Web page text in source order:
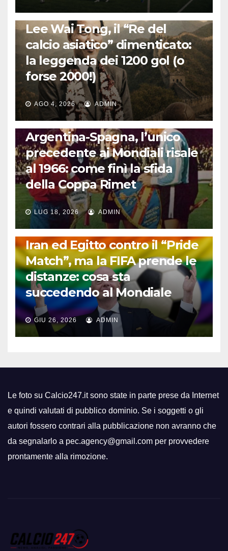
LA STORIA DEL CALCIO
Lee Wai Tong, il “Re del
calcio asiatico” dimenticato:
la leggenda dei 1200 gol (o
forse 2000!)
AGO 4, 2026 ADMIN
CALCIO INTERNAZIONALE
Argentina-Spagna, l’unico
precedente ai Mondiali risale
al 1966: come finì la sfida
della Coppa Rimet
LUG 18, 2026 ADMIN
FUORI DAL CAMPO: CALCIO, GOSSIP E NON SOLO
Iran ed Egitto contro il “Pride
Match”, ma la FIFA prende le
distanze: cosa sta
succedendo al Mondiale
GIU 26, 2026 ADMIN
Le foto su Calcio247.it sono state in parte prese da Internet
e quindi valutati di pubblico dominio. Se i soggetti o gli
autori fossero contrari alla pubblicazione non avranno che
da segnalarlo a pec.agency@gmail.com per provvedere
prontamente alla rimozione.